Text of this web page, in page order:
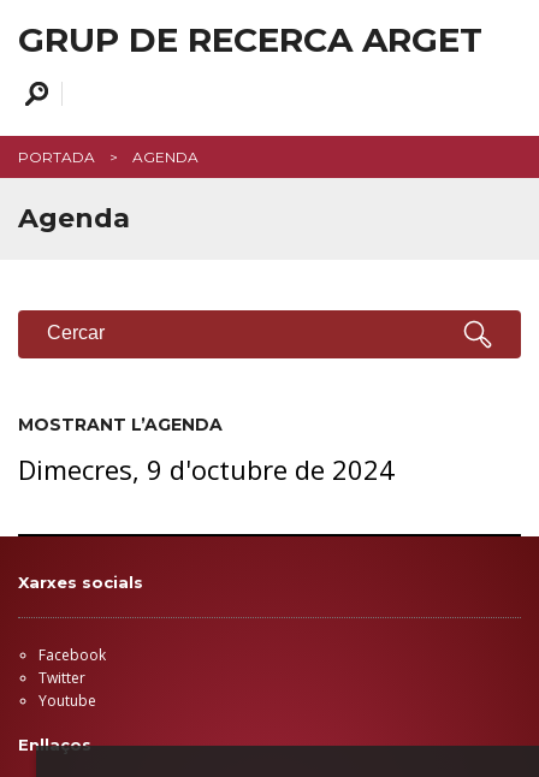
CONTACTE
GRUP DE RECERCA ARGET
PORTADA AGENDA
Agenda
CERCADOR
Cercar
MOSTRANT L’AGENDA
Dimecres, 9 d'octubre de 2024
Xarxes socials
Facebook
Twitter
Youtube
Enllaços